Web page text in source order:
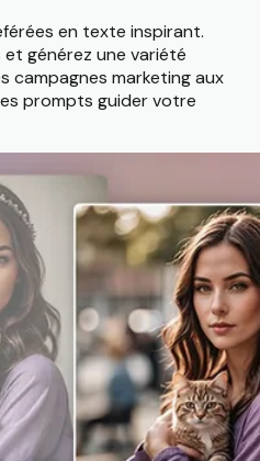
en texte inspirant.
et générez une variété
campagnes marketing aux
prompts guider votre